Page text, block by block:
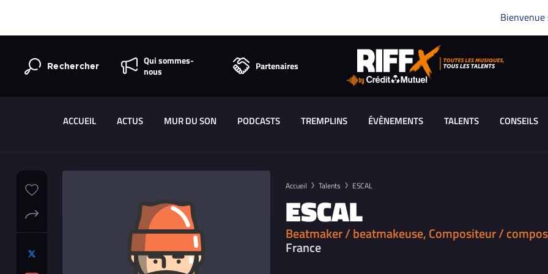
Bienvenue
Rechercher
Qui sommes-
nous
Partenaires
ACCUEIL ACTUS MUR DU SON PODCASTS TREMPLINS ÉVÈNEMENTS TALENTS CONSEILS
Accueil Talents ESCAL
ESCAL
Beatmaker / beatmakeuse, Compositeur /
France